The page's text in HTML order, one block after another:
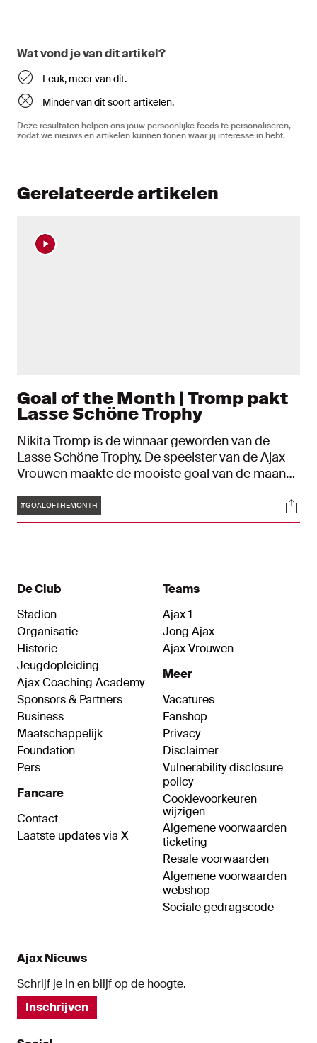
Wat vond je van dit artikel?
Leuk, meer van dit.
Minder van dit soort artikelen.
Deze resultaten helpen ons jouw persoonlijke feeds te personaliseren,
zodat we nieuws en artikelen kunnen tonen waar jij interesse in hebt.
Gerelateerde artikelen
Goal of the Month | Tromp pakt
Lasse Schöne Trophy
Nikita Tromp is de winnaar geworden van de
Lasse Schöne Trophy. De speelster van de Ajax
Vrouwen maakte de mooiste goal van de maand
CST.
Tags
#GOALOFTHEMONTH
De Club
Stadion
Organisatie
Historie
Jeugdopleiding
Ajax Coaching Academy
Sponsors & Partners
Business
Maatschappelijk
Foundation
Pers
Fancare
Contact
Laatste updates via X
Teams
Ajax 1
Jong Ajax
Ajax Vrouwen
Meer
Vacatures
Fanshop
Privacy
Disclaimer
Vulnerability disclosure
policy
Cookievoorkeuren
wijzigen
Algemene voorwaarden
ticketing
Resale voorwaarden
Algemene voorwaarden
webshop
Sociale gedragscode
Ajax Nieuws
Schrijf je in en blijf op de hoogte.
Inschrijven